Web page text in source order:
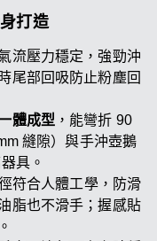
打造
流壓力穩定，強勁沖
尾部回吸防止粉塵回
體成型 ，能彎折 90
縫隙）與手沖壺鵝
具。
符合人體工學，防滑
脂也不滑手；握感貼